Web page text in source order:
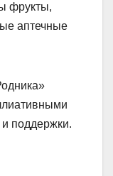
фрукты,
аптечные
поддержки.